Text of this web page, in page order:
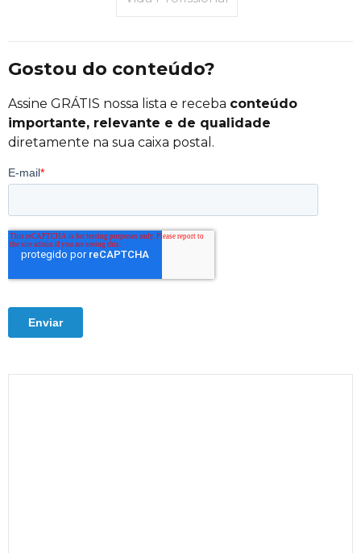
Gostou do conteúdo?
Assine GRÁTIS nossa lista e receba conteúdo
importante, relevante e de qualidade
diretamente na sua caixa postal.